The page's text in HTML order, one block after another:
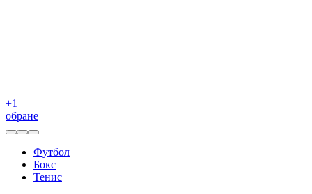
+1
обране
Футбол
Бокс
Тенис